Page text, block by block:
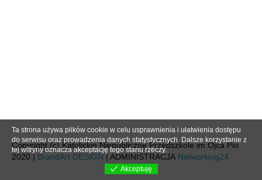
Copyright (c) Katolickie Niepubliczne Przedszkole im.Ojca Pio
2020 | BrandArt DESIGN | ADMINISTRACJA Networking24
Ta strona używa plików cookie w celu usprawnienia i ułatwienia dostępu
do serwisu oraz prowadzenia danych statystycznych. Dalsze korzystanie z
tej witryny oznacza akceptację tego stanu rzeczy.
Akceptuję